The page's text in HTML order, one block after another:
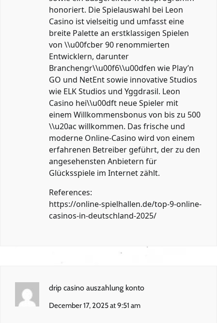
honoriert. Die Spielauswahl bei Leon
Casino ist vielseitig und umfasst eine
breite Palette an erstklassigen Spielen
von \\u00fcber 90 renommierten
Entwicklern, darunter
Branchengr\\u00f6\\u00dfen wie Play’n
GO und NetEnt sowie innovative Studios
wie ELK Studios und Yggdrasil. Leon
Casino hei\\u00dft neue Spieler mit
einem Willkommensbonus von bis zu 500
\\u20ac willkommen. Das frische und
moderne Online-Casino wird von einem
erfahrenen Betreiber geführt, der zu den
angesehensten Anbietern für
Glücksspiele im Internet zählt.
References:
https://online-spielhallen.de/top-9-online-
casinos-in-deutschland-2025/
drip casino auszahlung konto
December 17, 2025 at 9:51 am